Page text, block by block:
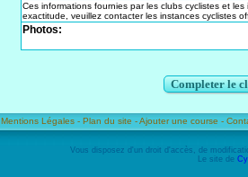
Ces informations fournies par les clubs cyclistes et
exactitude, veuillez contacter les instances cyclistes
Photos:
Completer le
Mentions Légales - Plan du site -Ajouter une course -
Vous disposez d'un droit d'accès, de
Le site de